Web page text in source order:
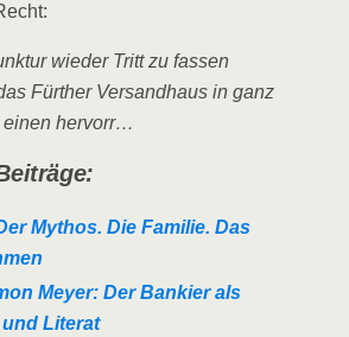
wieder Tritt zu fassen
Fürther Versandhaus in ganz
einen hervorr…
Mythos. Die Familie. Das
Meyer: Der Bankier als
Literat